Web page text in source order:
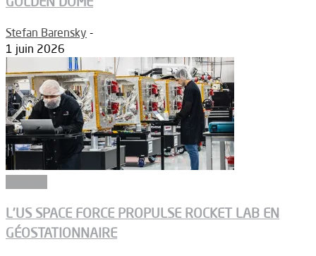
Stefan Barensky -
1 juin 2026
L’US SPACE FORCE PROPULSE ROCKET LAB EN
GÉOSTATIONNAIRE